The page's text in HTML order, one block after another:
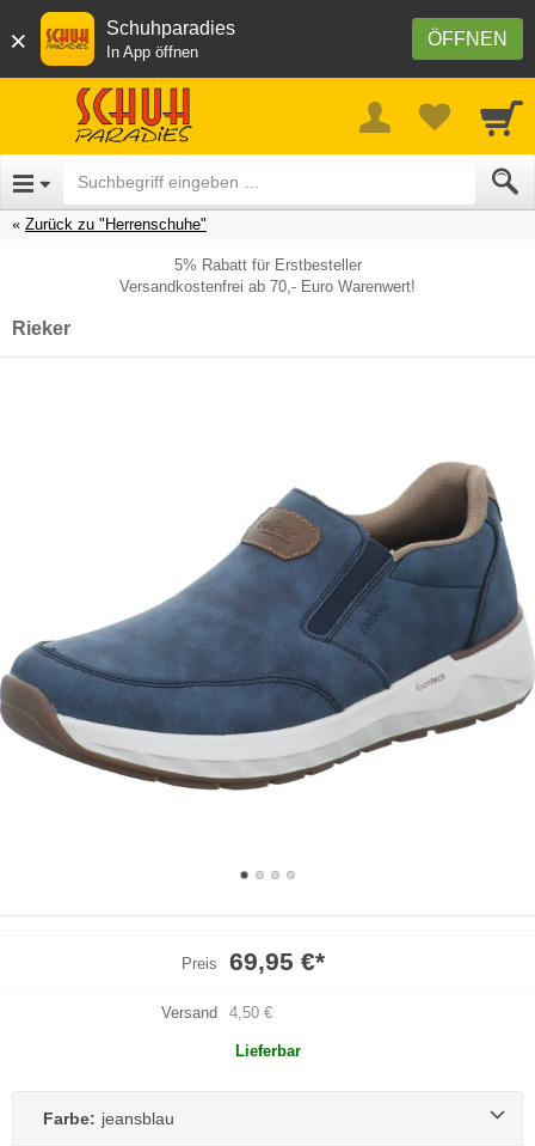
× ÖFFNEN
Schuhparadies
In App öffnen
Zurück zu "Herrenschuhe"
5% Rabatt für Erstbesteller
Versandkostenfrei ab 70,- Euro Warenwert!
Rieker
Preis 69,95 €*
Versand 4,50 €
Lieferbar
Farbe: jeansblau